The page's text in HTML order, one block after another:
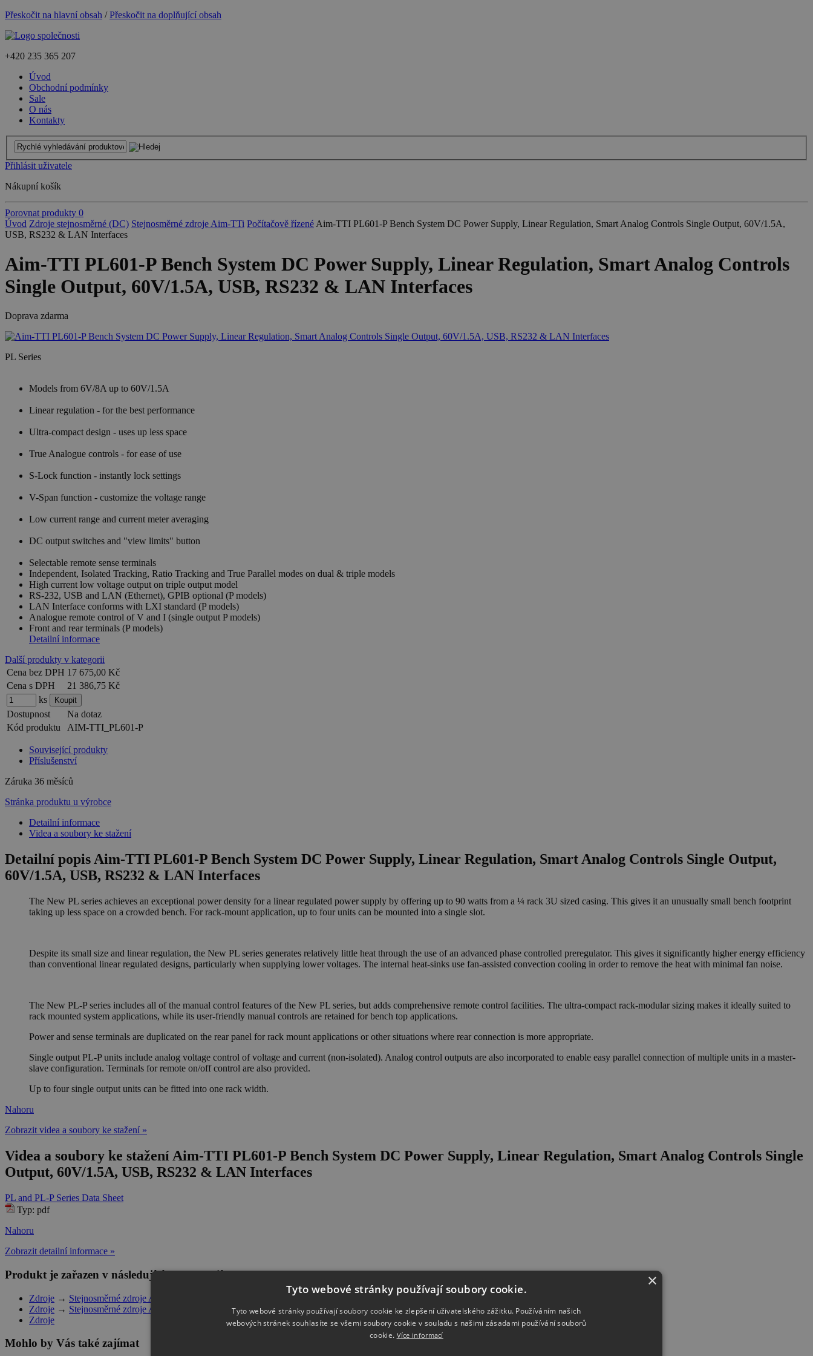
Přeskočit na hlavní obsah /Přeskočit na doplňující obsah
+420 235 365 207
Úvod
Obchodní podmínky
Sale
O nás
Kontakty
Přihlásit uživatele
Nákupní košík
Porovnat produkty 0
Úvod Zdroje stejnosměrné (DC) Stejnosměrné zdroje Aim-TTi Počítačově řízené Aim-TTI PL601-P Bench System DC Power Supply, Linear Regulation, Smart Analog Controls Single Output, 60V/1.5A,
USB, RS232 & LAN Interfaces
Aim-TTI PL601-P Bench System DC Power Supply, Linear Regulation, Smart Analog Controls
Single Output, 60V/1.5A, USB, RS232 & LAN Interfaces
Doprava zdarma
PL Series
Models from 6V/8A up to 60V/1.5A
Linear regulation - for the best performance
Ultra-compact design - uses up less space
True Analogue controls - for ease of use
S-Lock function - instantly lock settings
V-Span function - customize the voltage range
Low current range and current meter averaging
DC output switches and "view limits" button
Selectable remote sense terminals
Independent, Isolated Tracking, Ratio Tracking and True Parallel modes on dual & triple models
High current low voltage output on triple output model
RS-232, USB and LAN (Ethernet), GPIB optional (P models)
LAN Interface conforms with LXI standard (P models)
Analogue remote control of V and I (single output P models)
Front and rear terminals (P models)
Detailní informace
Další produkty v kategorii
Cena bez DPH 17 675,00 Kč
Cena s DPH
21 386,75 Kč
ks
Dostupnost
Na dotaz
Kód produktu
AIM-TTI_PL601-P
Související produkty
Příslušenství
Záruka 36 měsíců
Stránka produktu u výrobce
Detailní informace
Videa a soubory ke stažení
Detailní popis Aim-TTI PL601-P Bench System DC Power Supply, Linear Regulation, Smart Analog Controls Single Output,
60V/1.5A, USB, RS232 & LAN Interfaces
The New PL series achieves an exceptional power density for a linear regulated power supply by offering up to 90 watts from a ¼ rack 3U sized casing. This gives it an unusually small bench footprint
taking up less space on a crowded bench. For rack-mount application, up to four units can be mounted into a single slot.
Despite its small size and linear regulation, the New PL series generates relatively little heat through the use of an advanced phase controlled preregulator. This gives it significantly higher energy efficiency
than conventional linear regulated designs, particularly when supplying lower voltages. The internal heat-sinks use fan-assisted convection cooling in order to remove the heat with minimal fan noise.
The New PL-P series includes all of the manual control features of the New PL series, but adds comprehensive remote control facilities. The ultra-compact rack-modular sizing makes it ideally suited to
rack mounted system applications, while its user-friendly manual controls are retained for bench top applications.
Power and sense terminals are duplicated on the rear panel for rack mount applications or other situations where rear connection is more appropriate.
Single output PL-P units include analog voltage control of voltage and current (non-isolated). Analog control outputs are also incorporated to enable easy parallel connection of multiple units in a master-
slave configuration. Terminals for remote on/off control are also provided.
Up to four single output units can be fitted into one rack width.
Nahoru
Zobrazit videa a soubory ke stažení »
Videa a soubory ke stažení Aim-TTI PL601-P Bench System DC Power Supply, Linear Regulation, Smart Analog Controls Single
Output, 60V/1.5A, USB, RS232 & LAN Interfaces
PL and PL-P Series Data Sheet
Typ: pdf
Nahoru
Zobrazit detailní informace »
Produkt je zařazen v následujících kategoriích
Zdroje → Stejnosměrné zdroje Aim-TTi
Zdroje → Stejnosměrné zdroje Aim-TTi
Zdroje
Mohlo by Vás také zajímat
×
Tyto webové stránky používají soubory cookie.
Tyto webové stránky používají soubory cookie ke zlepšení uživatelského zážitku. Používáním našich
webových stránek souhlasíte se všemi soubory cookie v souladu s našimi zásadami používání souborů
cookie. Více informací